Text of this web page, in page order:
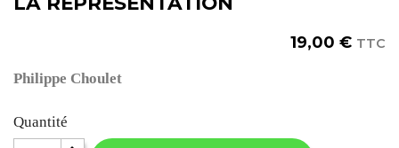
19,00 € TTC
Philippe Choulet
Quantité